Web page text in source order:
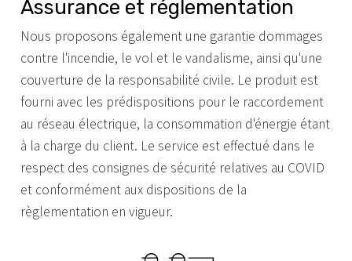
Assurance et réglementation
Nous proposons également une garantie dommages
contre l'incendie, le vol et le vandalisme, ainsi qu'une
couverture de la responsabilité civile. Le produit est
fourni avec les prédispositions pour le raccordement
au réseau électrique, la consommation d'énergie étant
à la charge du client. Le service est effectué dans le
respect des consignes de sécurité relatives au COVID
et conformément aux dispositions de la
règlementation en vigueur.